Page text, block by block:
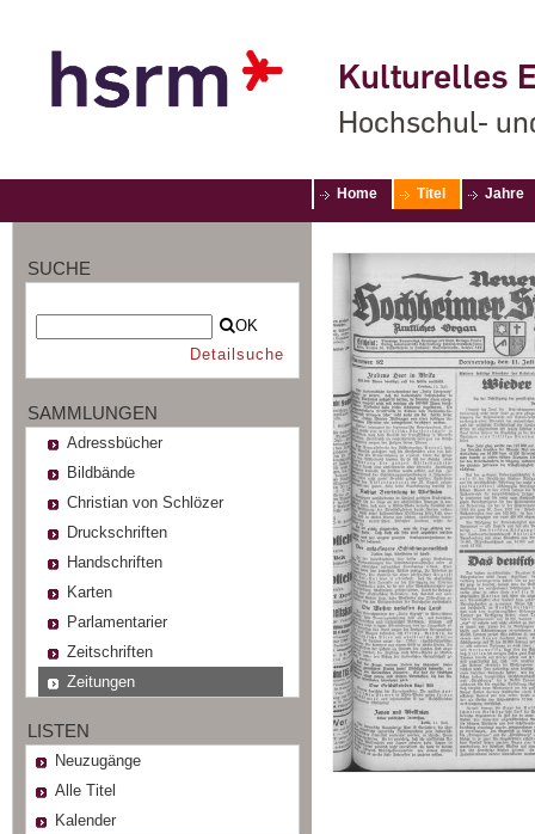
Kulturelles
Hochschul-
Home Titel Jahre
SUCHE
OK
Detailsuche
SAMMLUNGEN
Adressbücher
Bildbände
Christian von Schlözer
Druckschriften
Handschriften
Karten
Parlamentarier
Zeitschriften
Zeitungen
LISTEN
Neuzugänge
Alle Titel
Kalender